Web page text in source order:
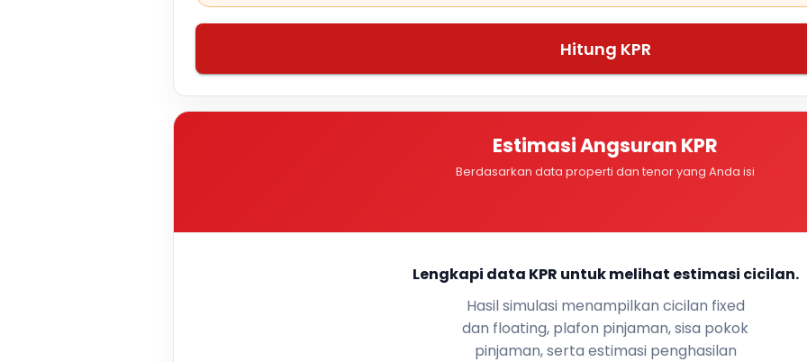
Hitung KPR
Estimasi Angsuran KPR
Berdasarkan data properti dan tenor yang Anda isi
Lengkapi data KPR untuk melihat estimasi cicilan.
Hasil simulasi menampilkan cicilan fixed
dan floating, plafon pinjaman, sisa pokok
pinjaman, serta estimasi penghasilan